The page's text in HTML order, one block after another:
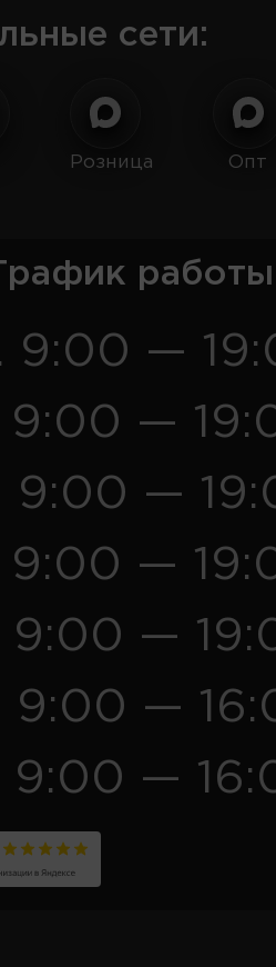
сети:
Розница Опт
График
9:00 —
9:00 —
9:00 —
9:00 —
9:00 —
9:00 —
9:00 —